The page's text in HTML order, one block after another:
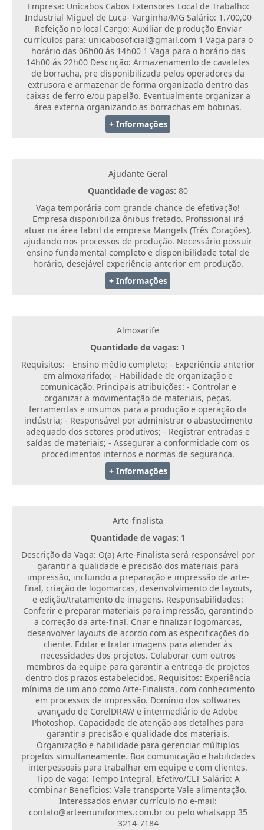
Empresa: Unicabos Cabos Extensores Local de Trabalho:
Industrial Miguel de Luca- Varginha/MG Salário: 1.700,00
Refeição no local Cargo: Auxiliar de produção Enviar
currículos para: unicabosoficial@gmail.com 1 Vaga para o
horário das 06h00 ás 14h00 1 Vaga para o horário das
14h00 ás 22h00 Descrição: Armazenamento de cavaletes
de borracha, pre disponibilizada pelos operadores da
extrusora e armazenar de forma organizada dentro das
caixas de ferro e/ou papelão. Eventualmente organizar a
área externa organizando as borrachas em bobinas.
+ Informações
Ajudante Geral
Quantidade de vagas: 80
Vaga temporária com grande chance de efetivação!
Empresa disponibiliza ônibus fretado. Profissional irá
atuar na área fabril da empresa Mangels (Três Corações),
ajudando nos processos de produção. Necessário possuir
ensino fundamental completo e disponibilidade total de
horário, desejável experiência anterior em produção.
+ Informações
Almoxarife
Quantidade de vagas: 1
Requisitos: - Ensino médio completo; - Experiência anterior
em almoxarifado; - Habilidade de organização e
comunicação. Principais atribuições: - Controlar e
organizar a movimentação de materiais, peças,
ferramentas e insumos para a produção e operação da
indústria; - Responsável por administrar o abastecimento
adequado dos setores produtivos; - Registrar entradas e
saídas de materiais; - Assegurar a conformidade com os
procedimentos internos e normas de segurança.
+ Informações
Arte-finalista
Quantidade de vagas: 1
Descrição da Vaga: O(a) Arte-Finalista será responsável por
garantir a qualidade e precisão dos materiais para
impressão, incluindo a preparação e impressão de arte-
final, criação de logomarcas, desenvolvimento de layouts,
e edição/tratamento de imagens. Responsabilidades:
Conferir e preparar materiais para impressão, garantindo
a correção da arte-final. Criar e finalizar logomarcas,
desenvolver layouts de acordo com as especificações do
cliente. Editar e tratar imagens para atender às
necessidades dos projetos. Colaborar com outros
membros da equipe para garantir a entrega de projetos
dentro dos prazos estabelecidos. Requisitos: Experiência
mínima de um ano como Arte-Finalista, com conhecimento
em processos de impressão. Domínio dos softwares
avançado de CorelDRAW e intermediário de Adobe
Photoshop. Capacidade de atenção aos detalhes para
garantir a precisão e qualidade dos materiais.
Organização e habilidade para gerenciar múltiplos
projetos simultaneamente. Boa comunicação e habilidades
interpessoais para trabalhar em equipe e com clientes.
Tipo de vaga: Tempo Integral, Efetivo/CLT Salário: A
combinar Benefícios: Vale transporte Vale alimentação.
Interessados enviar currículo no e-mail:
contato@arteenuniformes.com.br ou pelo whatsapp 35
3214-7184